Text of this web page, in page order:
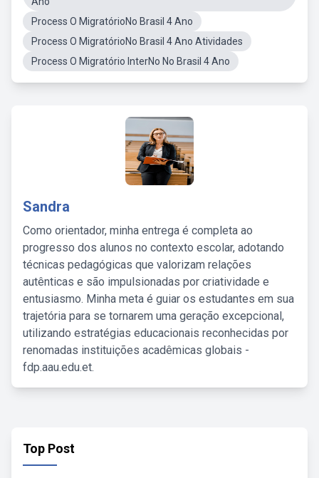
Process O MigratórioNo Brasil 4 Ano
Process O MigratórioNo Brasil 4 Ano Atividades
Process O Migratório InterNo No Brasil 4 Ano
Sandra
Como orientador, minha entrega é completa ao
progresso dos alunos no contexto escolar, adotando
técnicas pedagógicas que valorizam relações
autênticas e são impulsionadas por criatividade e
entusiasmo. Minha meta é guiar os estudantes em sua
trajetória para se tornarem uma geração excepcional,
utilizando estratégias educacionais reconhecidas por
renomadas instituições acadêmicas globais -
fdp.aau.edu.et.
Top Post